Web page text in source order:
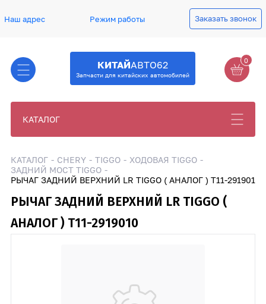
Наш адрес Режим работы Заказать звонок
КИТАЙАВТО62
Запчасти для китайских автомобилей
0
КАТАЛОГ
КАТАЛОГ CHERY TIGGO
ХОДОВАЯ TIGGO
ЗАДНИЙ МОСТ TIGGO
РЫЧАГ ЗАДНИЙ ВЕРХНИЙ LR TIGGO ( АНАЛОГ ) T11-2919010
РЫЧАГ ЗАДНИЙ ВЕРХНИЙ LR TIGGO (
АНАЛОГ ) T11-2919010